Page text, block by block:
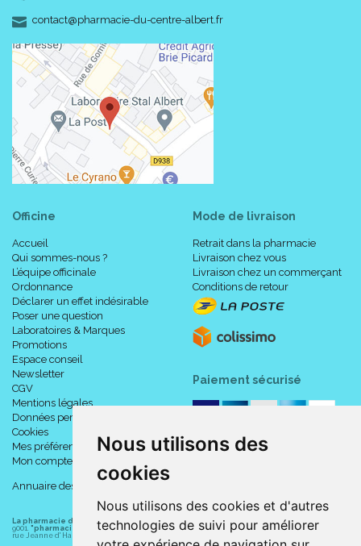
Nous utilisons des
cookies
Nous utilisons des cookies et d'autres
technologies de suivi pour améliorer
contact-
@-
pharmacie-du-centre-albert.fr
Officine
Accueil
Qui sommes-nous ?
L’équipe officinale
Ordonnance
Déclarer un effet indésirable
Poser une question
Laboratoires & Marques
Promotions
Espace conseil
Newsletter
CGV
Mentions légales
Données personnelles
Cookies
Mes préférences Cookies
Mon compte
Annuaire des pharmacies
Mode de livraison
Retrait dans la pharmacie
Livraison chez vous
Livraison chez un commerçant
Conditions de retour
Paiement sécurisé
La pharmacie du centre à Albert
(80300) est une pharmacie française certifiée ISO
9001. "pharmacie-du-centre-albert.fr " est le site internet de la pharmacie du centre
rue Jeanne d' Harcourt, 80300 Albert.